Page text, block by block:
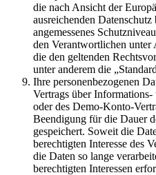
die nach Ansicht der
ausreichenden
angemessenes
den Verantwortlichen
die den geltenden
unter anderem die
Ihre personenbezogenen
Vertrags über
oder des Demo-Konto-
Beendigung für die Dauer
gespeichert. Soweit die
berechtigten Interesse des
die Daten so lange
berechtigten Interessen